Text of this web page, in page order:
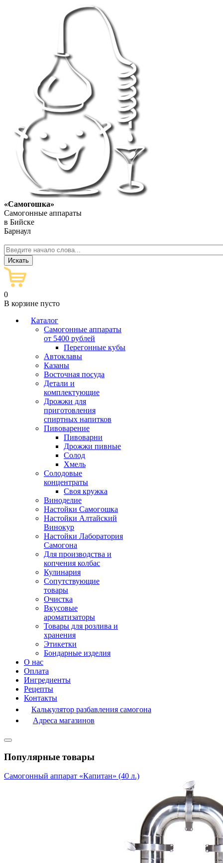
«Самогошка»
Самогонные аппараты
в Бийске
Барнаул
0
В корзине пусто
Каталог
Самогонные аппараты
от 5400 рублей
Перегонные кубы
Автоклавы
Казаны
Восточная посуда
Детали и
комплектующие
Дрожжи для
приготовления
спиртных напитков
Пивоварение
Пивоварни
Дрожжи пивные
Солод
Хмель
Солодовые
концентраты
Своя кружка
Виноделие
Настойки Самогошка
Настойки Алтайский
Винокур
Настойки Лаборатория
Самогона
Для производства и
копчения колбас
Кулинария
Сопутствующие
товары
Очистка
Вкусовые
ароматизаторы
Товары для розлива и
хранения
Этикетки
Бондарные изделия
О нас
Оплата
Ингредиенты
Рецепты
Контакты
Калькулятор разбавления самогона
Адреса магазинов
Популярные товары
Самогонный аппарат «Капитан» (40 л.)